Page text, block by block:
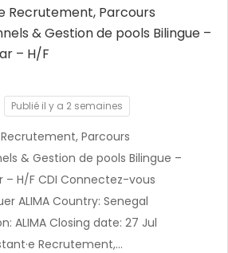
Recrutement, Parcours
& Gestion de pools Bilingue –
– H/F
Publié il y a 2 semaines
Recrutement, Parcours
& Gestion de pools Bilingue –
– H/F CDI Connectez-vous
ALIMA Country: Senegal
ALIMA Closing date: 27 Jul
Recrutement,…